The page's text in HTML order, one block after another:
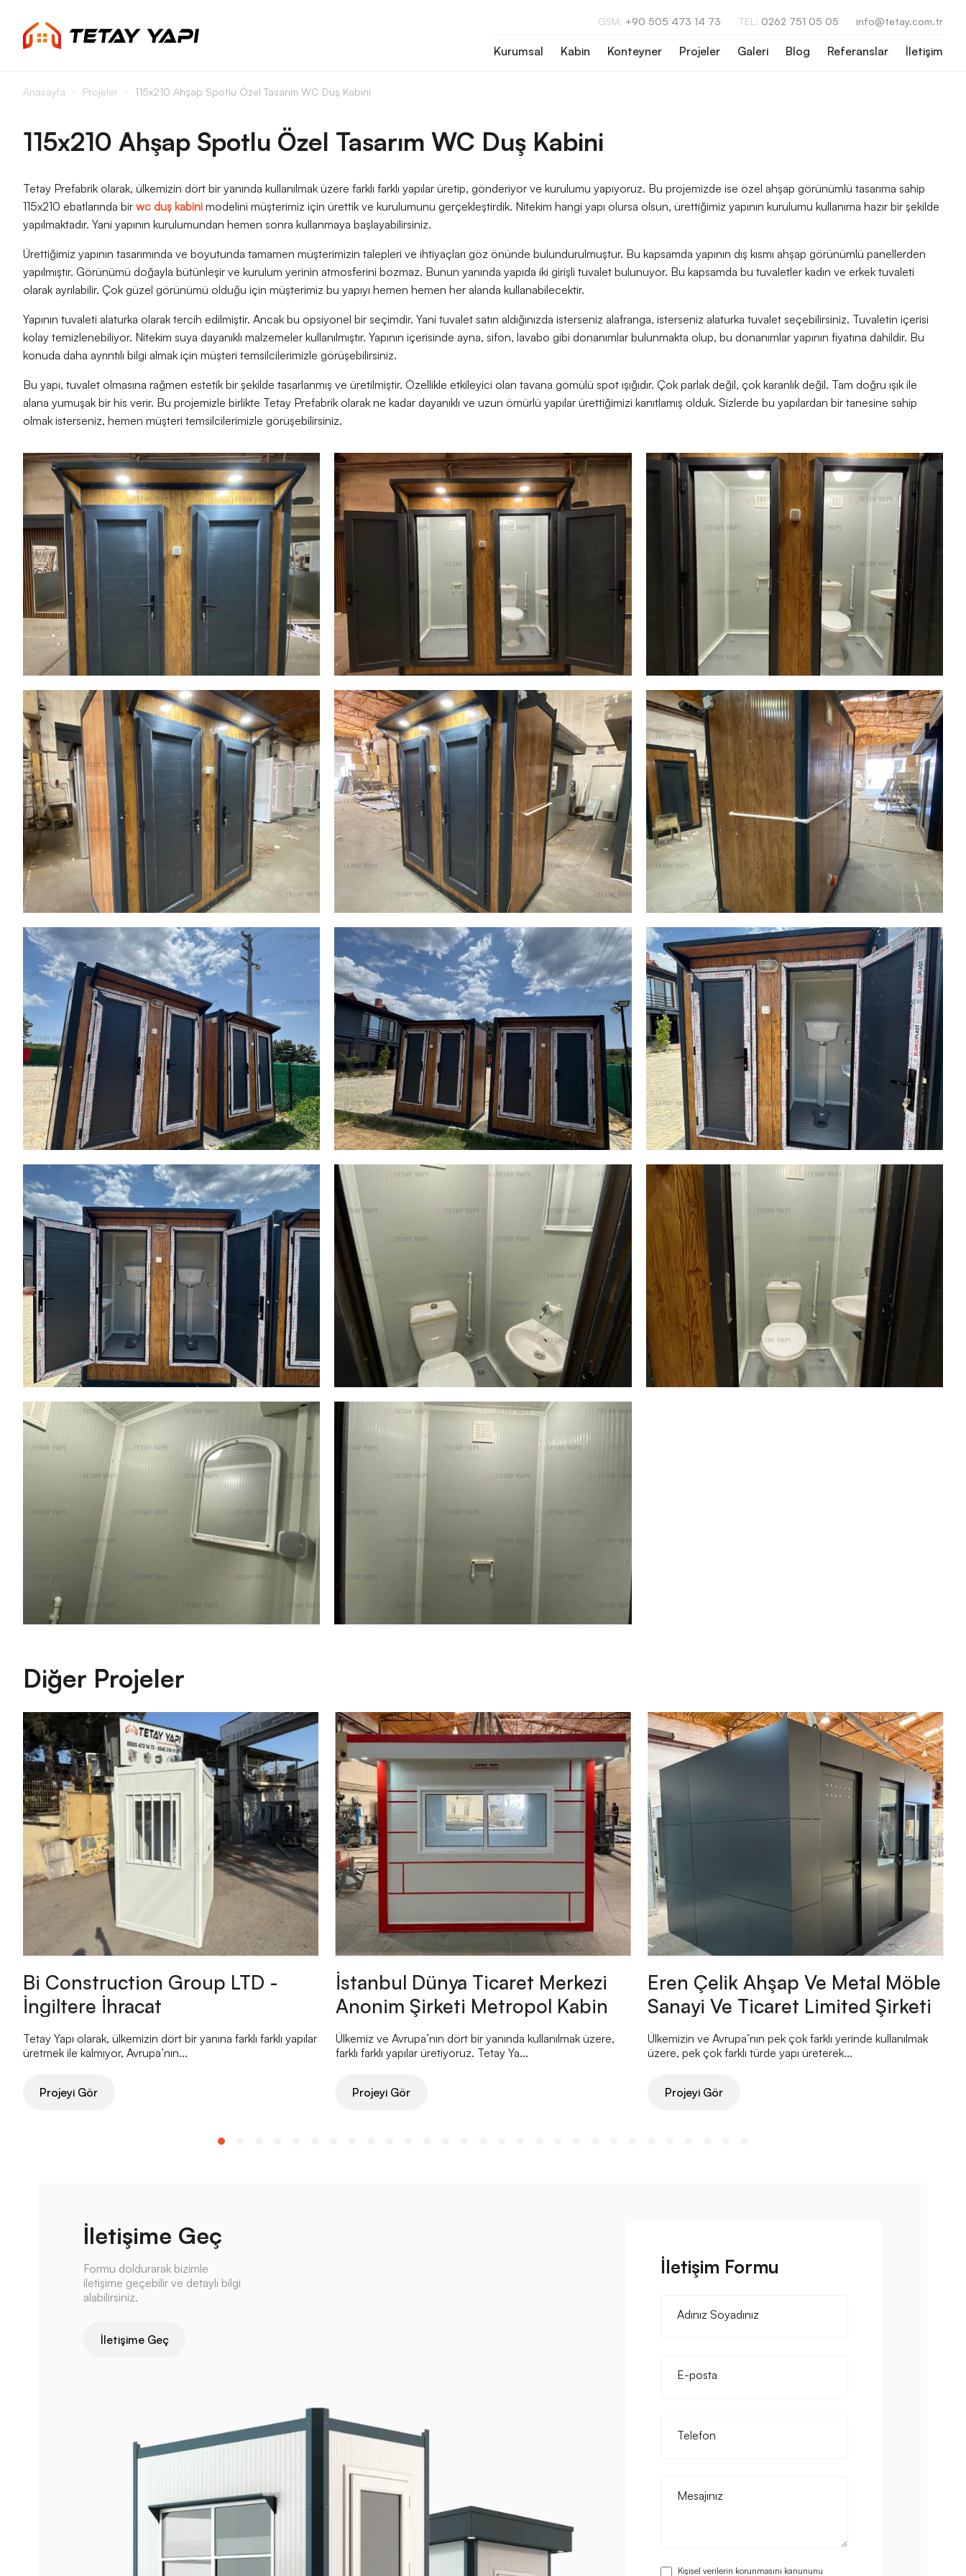
GSM: +90 505 473 14 73 TEL: 0262 751 05 05 info@tetay.com.tr
Kurumsal Kabin Konteyner Projeler Galeri Blog Referanslar İletişim
Anasayfa Projeler 115x210 Ahşap Spotlu Özel Tasarım WC Duş Kabini
115x210 Ahşap Spotlu Özel Tasarım WC Duş Kabini
Tetay Prefabrik olarak, ülkemizin dört bir yanında kullanılmak üzere farklı farklı yapılar üretip, gönderiyor ve kurulumu yapıyoruz. Bu projemizde ise özel ahşap görünümlü tasarıma sahip
115x210 ebatlarında bir wc duş kabini modelini müşterimiz için ürettik ve kurulumunu gerçekleştirdik. Nitekim hangi yapı olursa olsun, ürettiğimiz yapının kurulumu kullanıma hazır bir şekilde
yapılmaktadır. Yani yapının kurulumundan hemen sonra kullanmaya başlayabilirsiniz.
Ürettiğimiz yapının tasarımında ve boyutunda tamamen müşterimizin talepleri ve ihtiyaçları göz önünde bulundurulmuştur. Bu kapsamda yapının dış kısmı ahşap görünümlü panellerden
yapılmıştır. Görünümü doğayla bütünleşir ve kurulum yerinin atmosferini bozmaz. Bunun yanında yapıda iki girişli tuvalet bulunuyor. Bu kapsamda bu tuvaletler kadın ve erkek tuvaleti
olarak ayrılabilir. Çok güzel görünümü olduğu için müşterimiz bu yapıyı hemen hemen her alanda kullanabilecektir.
Yapının tuvaleti alaturka olarak tercih edilmiştir. Ancak bu opsiyonel bir seçimdir. Yani tuvalet satın aldığınızda isterseniz alafranga, isterseniz alaturka tuvalet seçebilirsiniz. Tuvaletin içerisi
kolay temizlenebiliyor. Nitekim suya dayanıklı malzemeler kullanılmıştır. Yapının içerisinde ayna, sifon, lavabo gibi donanımlar bulunmakta olup, bu donanımlar yapının fiyatına dahildir. Bu
konuda daha ayrıntılı bilgi almak için müşteri temsilcilerimizle görüşebilirsiniz.
Bu yapı, tuvalet olmasına rağmen estetik bir şekilde tasarlanmış ve üretilmiştir. Özellikle etkileyici olan tavana gömülü spot ışığıdır. Çok parlak değil, çok karanlık değil. Tam doğru ışık ile
alana yumuşak bir his verir. Bu projemizle birlikte Tetay Prefabrik olarak ne kadar dayanıklı ve uzun ömürlü yapılar ürettiğimizi kanıtlamış olduk. Sizlerde bu yapılardan bir tanesine sahip
olmak isterseniz, hemen müşteri temsilcilerimizle görüşebilirsiniz.
Diğer Projeler
Bi Construction Group LTD -
İngiltere İhracat
Tetay Yapı olarak, ülkemizin dört bir yanına farklı farklı yapılar
üretmek ile kalmıyor, Avrupa’nın...
Projeyi Gör
İstanbul Dünya Ticaret Merkezi
Anonim Şirketi Metropol Kabin
Ülkemiz ve Avrupa’nın dört bir yanında kullanılmak üzere,
farklı farklı yapılar üretiyoruz. Tetay Ya...
Projeyi Gör
Eren Çelik Ahşap Ve Metal Möble
Sanayi Ve Ticaret Limited Şirketi
Ülkemizin ve Avrupa’nın pek çok farklı yerinde kullanılmak
üzere, pek çok farklı türde yapı üreterek...
Projeyi Gör
İletişime Geç
Formu doldurarak bizimle
iletişime geçebilir ve detaylı bilgi
alabilirsiniz.
İletişime Geç
İletişim Formu
Adınız Soyadınız
E-posta
Telefon
Mesajınız
Kişisel verilerin korunmasını kanununu